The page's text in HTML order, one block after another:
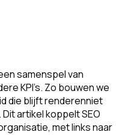
samenspel van
KPI’s. Zo bouwen we
die blijft renderenniet
artikel koppelt SEO
met links naar